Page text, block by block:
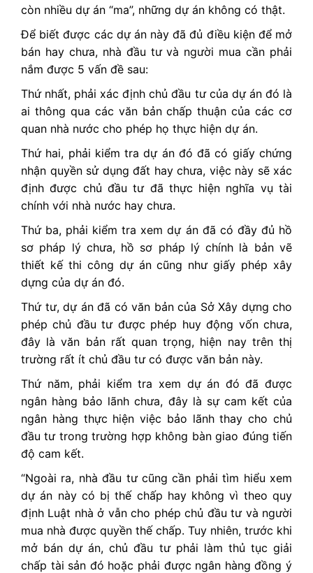
còn nhiều dự án “ma”, những dự án không có thật.
Để biết được các dự án này đã đủ điều kiện để mở
bán hay chưa, nhà đầu tư và người mua cần phải
nắm được 5 vấn đề sau:
Thứ nhất, phải xác định chủ đầu tư của dự án đó là
ai thông qua các văn bản chấp thuận của các cơ
quan nhà nước cho phép họ thực hiện dự án.
Thứ hai, phải kiểm tra dự án đó đã có giấy chứng
nhận quyền sử dụng đất hay chưa, việc này sẽ xác
định được chủ đầu tư đã thực hiện nghĩa vụ tài
chính với nhà nước hay chưa.
Thứ ba, phải kiểm tra xem dự án đã có đầy đủ hồ
sơ pháp lý chưa, hồ sơ pháp lý chính là bản vẽ
thiết kế thi công dự án cũng như giấy phép xây
dựng của dự án đó.
Thứ tư, dự án đã có văn bản của Sở Xây dựng cho
phép chủ đầu tư được phép huy động vốn chưa,
đây là văn bản rất quan trọng, hiện nay trên thị
trường rất ít chủ đầu tư có được văn bản này.
Thứ năm, phải kiểm tra xem dự án đó đã được
ngân hàng bảo lãnh chưa, đây là sự cam kết của
ngân hàng thực hiện việc bảo lãnh thay cho chủ
đầu tư trong trường hợp không bàn giao đúng tiến
độ cam kết.
“Ngoài ra, nhà đầu tư cũng cần phải tìm hiểu xem
dự án này có bị thế chấp hay không vì theo quy
định Luật nhà ở vẫn cho phép chủ đầu tư và người
mua nhà được quyền thế chấp. Tuy nhiên, trước khi
mở bán dự án, chủ đầu tư phải làm thủ tục giải
chấp tài sản đó hoặc phải được ngân hàng đồng ý